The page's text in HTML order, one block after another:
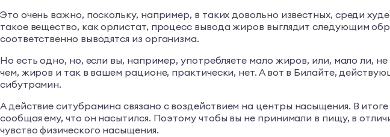
Это очень важно, поскольку, например, в таких довольно известных, среди
такое вещество, как орлистат, процесс вывода жиров выглядит следующим
соответственно выводятся из организма.
Но есть одно, но, если вы, например, употребляете мало жиров, или, мало ли,
чем, жиров и так в вашем рационе, практически, нет. А вот в Билайте,
сибутрамин.
А действие ситубрамина связано с воздействием на центры насыщения. В
сообщая ему, что он насытился. Поэтому чтобы вы не принимали в пищу, в
чувство физического насыщения.